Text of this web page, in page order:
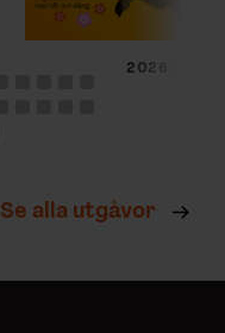
2026/4
Se alla utgåvor